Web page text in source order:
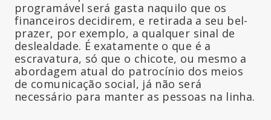
programável será gasta naquilo que os
financeiros decidirem, e retirada a seu bel-
prazer, por exemplo, a qualquer sinal de
deslealdade. É exatamente o que é a
escravatura, só que o chicote, ou mesmo a
abordagem atual do patrocínio dos meios
de comunicação social, já não será
necessário para manter as pessoas na linha.